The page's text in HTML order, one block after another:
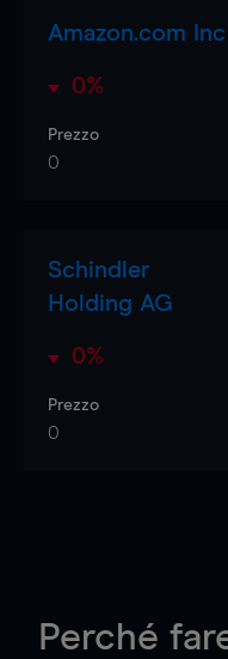
Amazon.com Inc
0%
Prezzo
0
Schindler
Holding AG
0%
Prezzo
0
Perché